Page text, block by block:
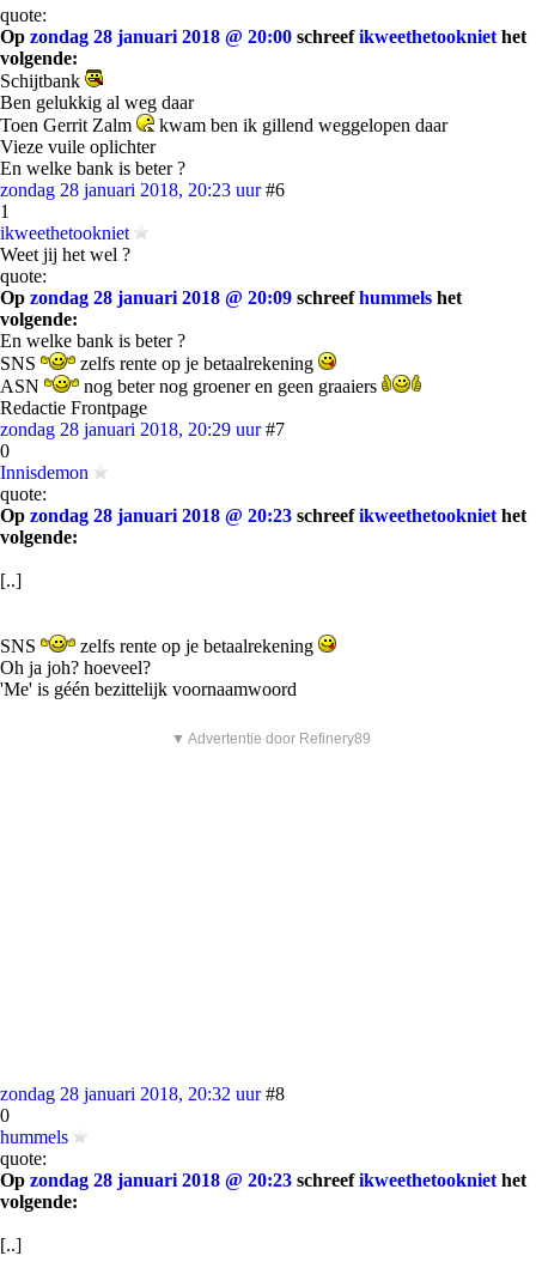
quote:
Op zondag 28 januari 2018 @ 20:00 schreefikweethetookniet het
volgende:
Schijtbank
Ben gelukkig al weg daar
Toen Gerrit Zalm
kwam ben ik gillend weggelopen daar
Vieze vuile oplichter
En welke bank is beter ?
zondag 28 januari 2018, 20:23 uur #6
1
ikweethetookniet
Weet jij het wel ?
quote:
Op zondag 28 januari 2018 @ 20:09 schreefhummels het
volgende:
En welke bank is beter ?
SNS
zelfs rente op je betaalrekening
ASN
nog beter nog groener en geen graaiers
Redactie Frontpage
zondag 28 januari 2018, 20:29 uur #7
0
Innisdemon
quote:
Op zondag 28 januari 2018 @ 20:23 schreefikweethetookniet het
volgende:
[..]
SNS
zelfs rente op je betaalrekening
Oh ja joh? hoeveel?
'Me' is géén bezittelijk voornaamwoord
▼ Advertentie door Refinery89
zondag 28 januari 2018, 20:32 uur #8
0
hummels
quote:
Op zondag 28 januari 2018 @ 20:23 schreefikweethetookniet het
volgende:
[..]